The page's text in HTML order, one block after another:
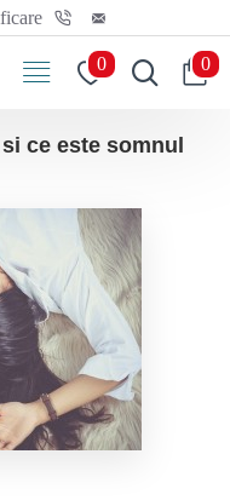
0 0
ce este somnul